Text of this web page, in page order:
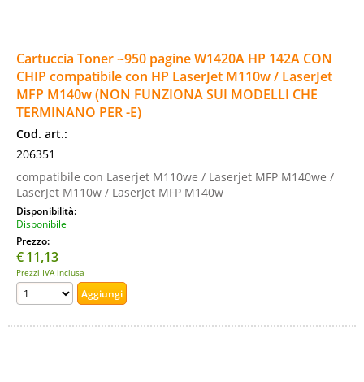
Cartuccia Toner ~950 pagine W1420A HP 142A CON
CHIP compatibile con HP LaserJet M110w / LaserJet
MFP M140w (NON FUNZIONA SUI MODELLI CHE
TERMINANO PER -E)
Cod. art.:
206351
compatibile con Laserjet M110we / Laserjet MFP M140we /
LaserJet M110w / LaserJet MFP M140w
Disponibilità:
Disponibile
Prezzo:
€11,13
Prezzi IVA inclusa